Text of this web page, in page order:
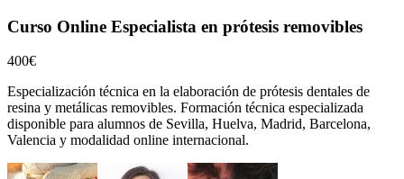
Curso Online Especialista en prótesis removibles
400€
Especialización técnica en la elaboración de prótesis dentales de
resina y metálicas removibles. Formación técnica especializada
disponible para alumnos de Sevilla, Huelva, Madrid, Barcelona,
Valencia y modalidad online internacional.